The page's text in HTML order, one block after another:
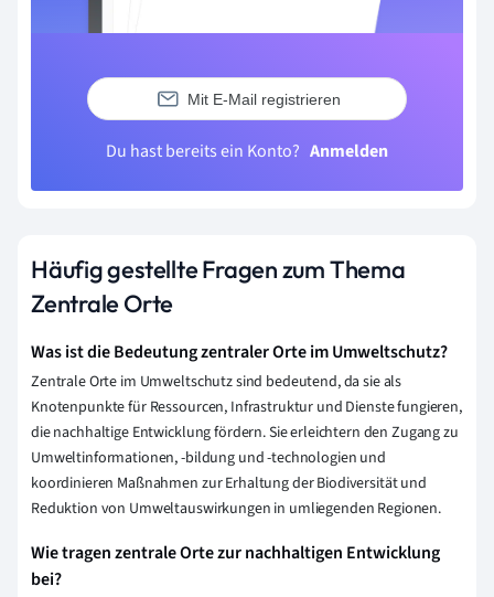
Mit E-Mail registrieren
Du hast bereits ein Konto? Anmelden
Häufig gestellte Fragen zum Thema
Zentrale Orte
Was ist die Bedeutung zentraler Orte im Umweltschutz?
Zentrale Orte im Umweltschutz sind bedeutend, da sie als
Knotenpunkte für Ressourcen, Infrastruktur und Dienste fungieren,
die nachhaltige Entwicklung fördern. Sie erleichtern den Zugang zu
Umweltinformationen, -bildung und -technologien und
koordinieren Maßnahmen zur Erhaltung der Biodiversität und
Reduktion von Umweltauswirkungen in umliegenden Regionen.
Wie tragen zentrale Orte zur nachhaltigen Entwicklung
bei?